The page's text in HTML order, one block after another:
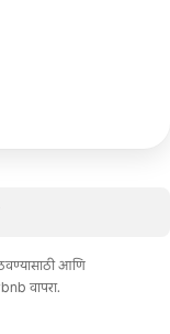
आणि
वापरा.